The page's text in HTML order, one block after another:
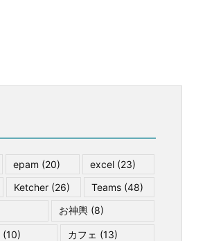
epam (20) excel(23)
Ketcher (26) Teams (48)
お神輿(8)
(10) カフェ (13)